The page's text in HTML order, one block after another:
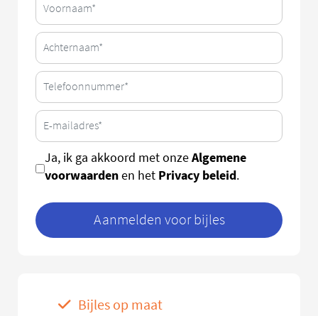
Ja, ik ga akkoord met onzeAlgemene
voorwaardenen het Privacy beleid.
Aanmelden voor bijles
Bijles op maat